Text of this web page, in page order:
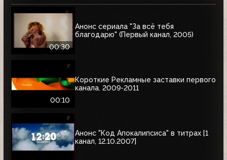
00:30
Анонс сериала "За всё тебя
благодарю" (Первый канал, 2005)
00:10
Короткие Рекламные заставки первого
канала. 2009-2011
Анонс "Код Апокалипсиса" в титрах [1
канал, 12.10.2007]